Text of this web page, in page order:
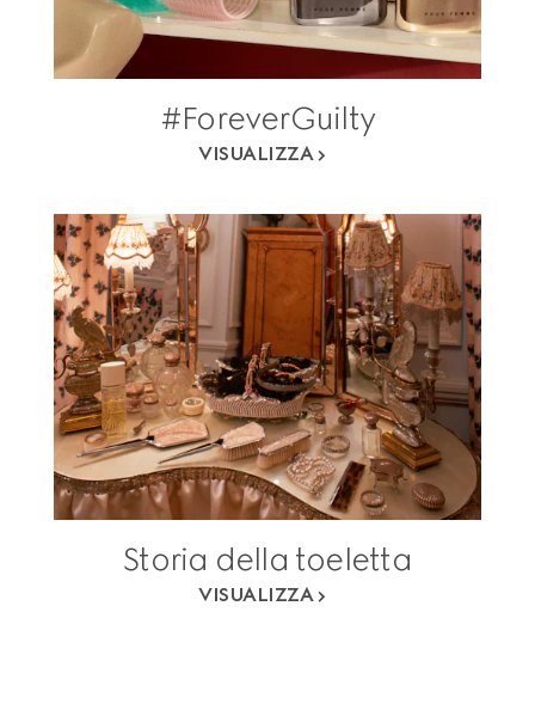
#ForeverGuilty
VISUALIZZA
Storia della toeletta
VISUALIZZA